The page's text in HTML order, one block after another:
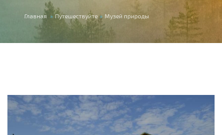
Вы здесь
Главная » Путешествуйте » Музей природы